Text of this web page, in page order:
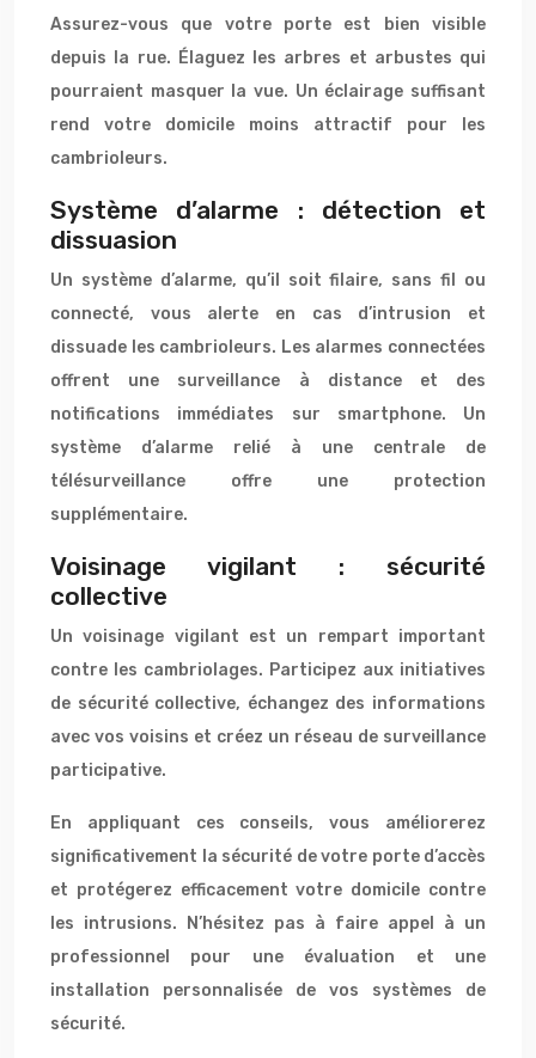
Assurez-vous que votre porte est bien visible
depuis la rue. Élaguez les arbres et arbustes qui
pourraient masquer la vue. Un éclairage suffisant
rend votre domicile moins attractif pour les
cambrioleurs.
Système d’alarme : détection et
dissuasion
Un système d’alarme, qu’il soit filaire, sans fil ou
connecté, vous alerte en cas d’intrusion et
dissuade les cambrioleurs. Les alarmes connectées
offrent une surveillance à distance et des
notifications immédiates sur smartphone. Un
système d’alarme relié à une centrale de
télésurveillance offre une protection
supplémentaire.
Voisinage vigilant : sécurité
collective
Un voisinage vigilant est un rempart important
contre les cambriolages. Participez aux initiatives
de sécurité collective, échangez des informations
avec vos voisins et créez un réseau de surveillance
participative.
En appliquant ces conseils, vous améliorerez
significativement la sécurité de votre porte d’accès
et protégerez efficacement votre domicile contre
les intrusions. N’hésitez pas à faire appel à un
professionnel pour une évaluation et une
installation personnalisée de vos systèmes de
sécurité.